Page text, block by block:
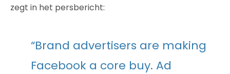
zegt in het persbericht:
“Brand advertisers are making
Facebook a core buy. Ad